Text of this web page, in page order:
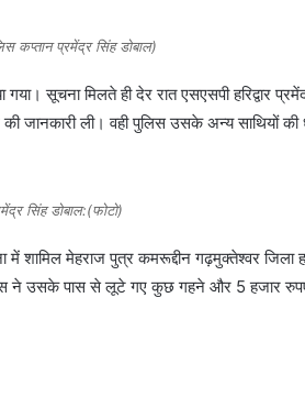
कप्तान प्रमेंद्र सिंह डोबाल)
गया। सूचना मिलते ही देर रात एसएसपी हरिद्वार
जानकारी ली। वही पुलिस उसके अन्य साथियों
सिंह डोबाल:(फोटो)
में शामिल मेहराज पुत्र कमरूद्दीन गढ़मुक्तेश्वर
ने उसके पास से लूटे गए कुछ गहने और 5 हजार